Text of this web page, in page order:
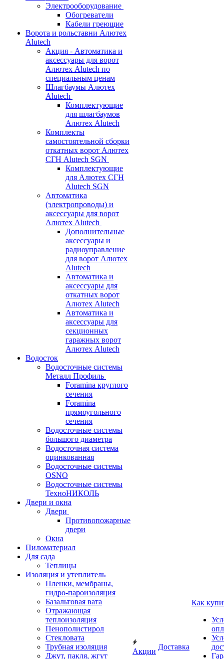
Электрооборудование
Обогреватели
Кабели греющие
Ворота и рольставни Алютех
Alutech
Акция - Автоматика и
аксессуары для ворот
Алютех Alutech по
специальным ценам
Шлагбаумы Алютех
Alutech
Комплектующие
для шлагбаумов
Алютех Alutech
Комплекты
самостоятельной сборки
откатных ворот Алютех
СГН Alutech SGN
Комплектующие
для Алютех СГН
Alutech SGN
Автоматика
(электропроводы) и
аксессуары для ворот
Алютех Alutech
Дополнительные
аксессуары и
радиоуправление
для ворот Алютех
Alutech
Автоматика и
аксессуары для
откатных ворот
Алютех Alutech
Автоматика и
аксессуары для
секционных
гаражных ворот
Алютех Alutech
Водосток
Водосточные системы
Металл Профиль
Foramina круглого
сечения
Foramina
прямоугольного
сечения
Водосточные системы
большого диаметра
Водосточная система
оцинкованная
Водосточные системы
OSNO
Водосточные системы
ТехноНИКОЛЬ
Двери и окна
Двери
Противопожарные
двери
Окна
Пиломатериал
Для сада
Теплицы
Изоляция и утеплитель
Пленки, мембраны,
гидро-пароизоляция
Базальтовая вата
Отражающая
теплоизоляция
Пенополистирол
Стекловата
Трубная изоляция
Джут, пакля, жгут
Акции
Доставка
Как